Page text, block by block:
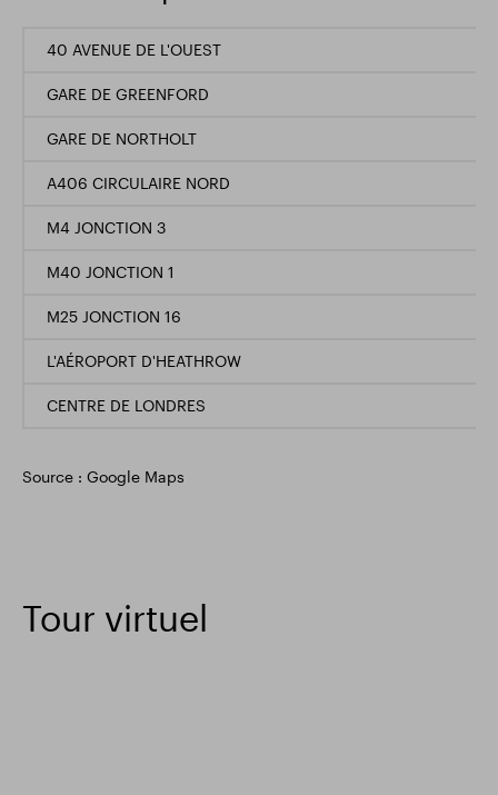
40 AVENUE DE L'OUEST
GARE DE GREENFORD
GARE DE NORTHOLT
A406 CIRCULAIRE NORD
M4 JONCTION 3
M40 JONCTION 1
M25 JONCTION 16
L'AÉROPORT D'HEATHROW
CENTRE DE LONDRES
Source : Google Maps
Tour virtuel